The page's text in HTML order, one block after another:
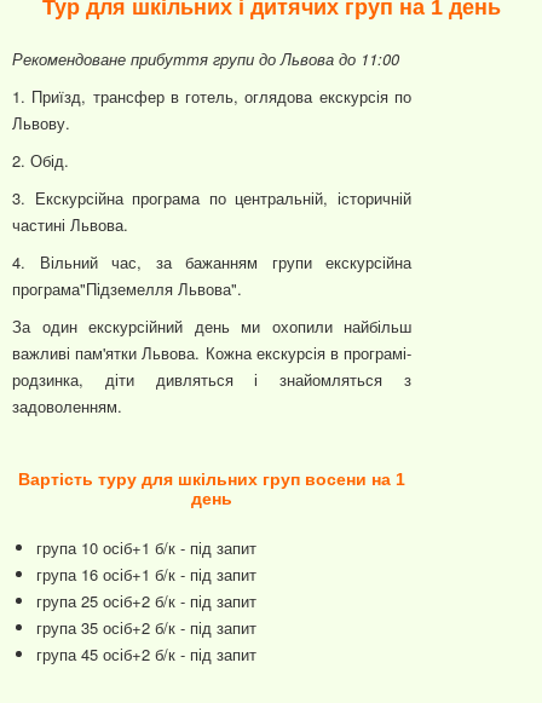
Тур для шкільних і дитячих груп на 1 день
Рекомендоване прибуття групи до Львова до 11:00
1. Приїзд, трансфер в готель, оглядова екскурсія по
Львову.
2. Обід.
3. Екскурсійна програма по центральній, історичній
частині Львова.
4. Вільний час, за бажанням групи екскурсійна
програма"Підземелля Львова".
За один екскурсійний день ми охопили найбільш
важливі пам'ятки Львова. Кожна екскурсія в програмі-
родзинка, діти дивляться і знайомляться з
задоволенням.
Вартість туру для шкільних груп восени на 1
день
група 10 осіб+1 б/к - під запит
група 16 осіб+1 б/к - під запит
група 25 осіб+2 б/к - під запит
група 35 осіб+2 б/к - під запит
група 45 осіб+2 б/к - під запит